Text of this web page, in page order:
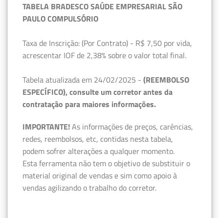
TABELA BRADESCO SAÚDE EMPRESARIAL SÃO
PAULO COMPULSÓRIO
Taxa de Inscrição: (Por Contrato) - R$ 7,50 por vida,
acrescentar IOF de 2,38% sobre o valor total final.
Tabela atualizada em 24/02/2025 - (REEMBOLSO
ESPECÍFICO), consulte um corretor antes da
contratação para maiores informações.
IMPORTANTE!As informações de preços, carências,
redes, reembolsos, etc, contidas nesta tabela,
podem sofrer alterações a qualquer momento.
Esta ferramenta não tem o objetivo de substituir o
material original de vendas e sim como apoio à
vendas agilizando o trabalho do corretor.